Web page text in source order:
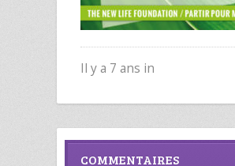
Il y a 7 ans in
COMMENTAIRES